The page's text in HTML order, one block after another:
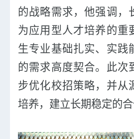
的战略需求，他强调，
为应用型人才培养的重
生专业基础扎实、实践
的需求高度契合。此次
步优化校招策略，并从
培养，建立长期稳定的合